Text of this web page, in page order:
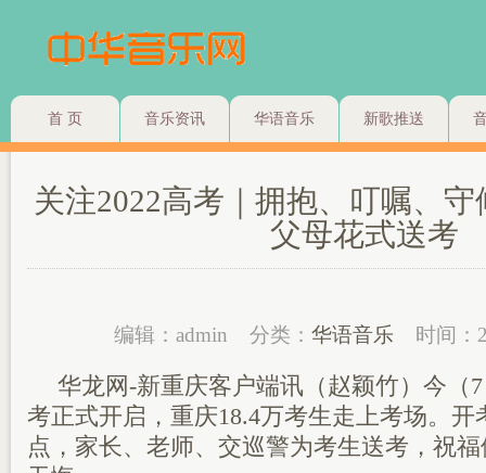
首 页 音乐资讯 华语音乐 新歌推送
关注2022高考｜拥抱、叮嘱、
父母花式送考
编辑：admin 分类： 华语音乐 时间：
华龙网-新重庆客户端讯（赵颖竹）今（
考正式开启，重庆18.4万考生走上考场。开
点，家长、老师、交巡警为考生送考，祝